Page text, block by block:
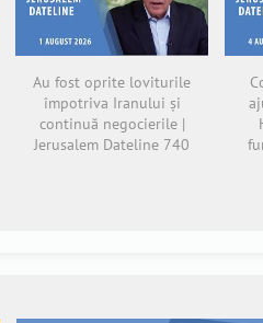
Au fost oprite loviturile
împotriva Iranului și
continuă negocierile |
Jerusalem Dateline 740